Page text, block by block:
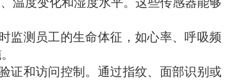
监测员工的生命体征，如心率、呼吸频
证和访问控制。通过指纹、面部识别或